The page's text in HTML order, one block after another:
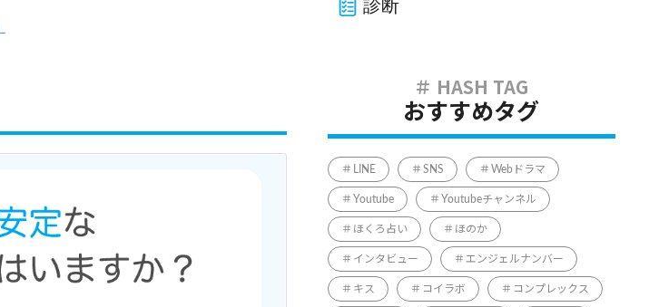
診断
おすすめタグ
LINE SNS Webドラマ
Youtube Youtubeチャンネル
ほくろ占い ほのか
インタビュー エンジェルナンバー
キス コイラボ コンプレックス